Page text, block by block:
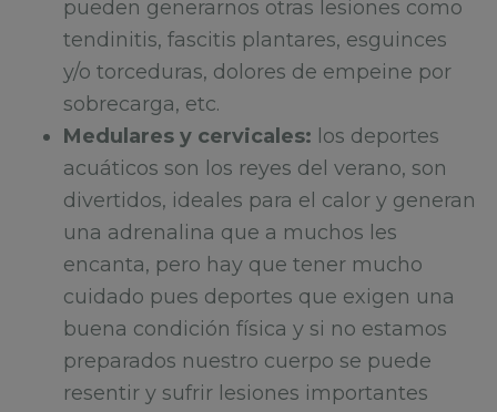
pueden generarnos otras lesiones como
tendinitis, fascitis plantares, esguinces
y/o torceduras, dolores de empeine por
sobrecarga, etc.
Medulares y cervicales: los deportes
acuáticos son los reyes del verano, son
divertidos, ideales para el calor y generan
una adrenalina que a muchos les
encanta, pero hay que tener mucho
cuidado pues deportes que exigen una
buena condición física y si no estamos
preparados nuestro cuerpo se puede
resentir y sufrir lesiones importantes